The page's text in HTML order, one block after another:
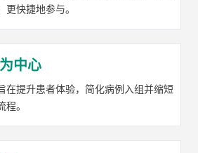
更快捷地参与。
中心
在提升患者体验，简化病例入组并缩短
。